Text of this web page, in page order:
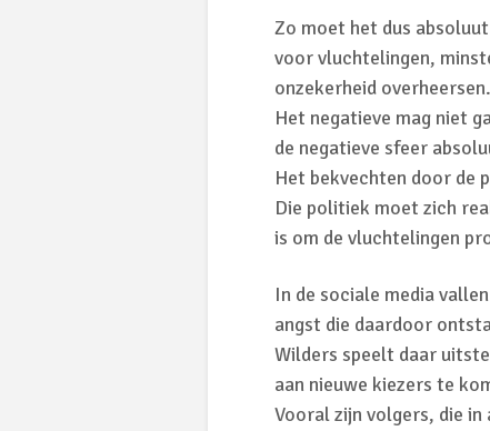
Zo moet het dus
voor vluchtelingen,
onzekerheid overheersen.
Het negatieve mag niet
de negatieve sfeer
Het bekvechten door de
Die politiek moet zich
is om de vluchtelingen
In de sociale media
angst die daardoor
Wilders speelt daar
aan nieuwe kiezers te
Vooral zijn volgers, die